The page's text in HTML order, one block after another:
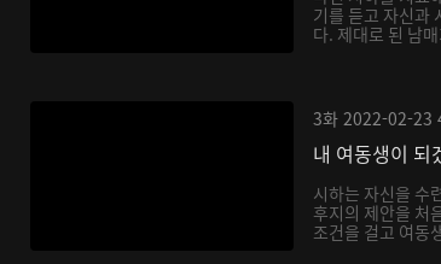
기를 듣고 자신과
다. 제대로 된 남
3화 2022-02-23
내 여동생이 되
시하는 자신을 수
후지의 제안을 처
조건을 걸고 여동